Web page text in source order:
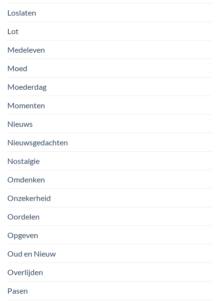
Loslaten
Lot
Medeleven
Moed
Moederdag
Momenten
Nieuws
Nieuwsgedachten
Nostalgie
Omdenken
Onzekerheid
Oordelen
Opgeven
Oud en Nieuw
Overlijden
Pasen